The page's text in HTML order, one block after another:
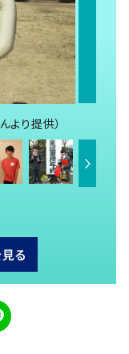
り提供）
る